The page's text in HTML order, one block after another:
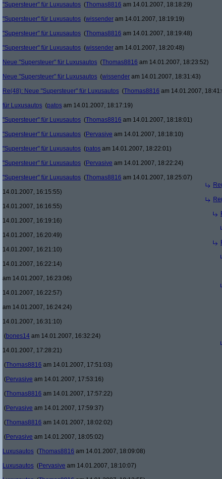
"Supersteuer" für Luxusautos (Thomas8816 am 14.01.2007, 18:18:29)
"Supersteuer" für Luxusautos (wissender am 14.01.2007, 18:19:19)
"Supersteuer" für Luxusautos (Thomas8816 am 14.01.2007, 18:19:48)
"Supersteuer" für Luxusautos (wissender am 14.01.2007, 18:20:48)
Neue "Supersteuer" für Luxusautos (Thomas8816 am 14.01.2007, 18:23:52)
Neue "Supersteuer" für Luxusautos (wissender am 14.01.2007, 18:31:43)
Re(48): Neue "Supersteuer" für Luxusautos (Thomas8816 am 14.01.2007,
für Luxusautos (patos am 14.01.2007, 18:17:19)
"Supersteuer" für Luxusautos (Thomas8816 am 14.01.2007, 18:18:01)
"Supersteuer" für Luxusautos (Pervasive am 14.01.2007, 18:18:10)
"Supersteuer" für Luxusautos (patos am 14.01.2007, 18:22:01)
"Supersteuer" für Luxusautos (Pervasive am 14.01.2007, 18:22:24)
"Supersteuer" für Luxusautos (Thomas8816 am 14.01.2007, 18:25:07)
14.01.2007, 16:15:55)
14.01.2007, 16:16:55)
14.01.2007, 16:19:16)
14.01.2007, 16:20:49)
14.01.2007, 16:21:10)
14.01.2007, 16:22:14)
am 14.01.2007, 16:23:06)
14.01.2007, 16:22:57)
am 14.01.2007, 16:24:24)
14.01.2007, 16:31:10)
(bones14 am 14.01.2007, 16:32:24)
14.01.2007, 17:28:21)
(Thomas8816 am 14.01.2007, 17:51:03)
(Pervasive am 14.01.2007, 17:53:16)
(Thomas8816 am 14.01.2007, 17:57:22)
(Pervasive am 14.01.2007, 17:59:37)
(Thomas8816 am 14.01.2007, 18:02:02)
(Pervasive am 14.01.2007, 18:05:02)
Luxusautos (Thomas8816 am 14.01.2007, 18:09:08)
Luxusautos (Pervasive am 14.01.2007, 18:10:07)